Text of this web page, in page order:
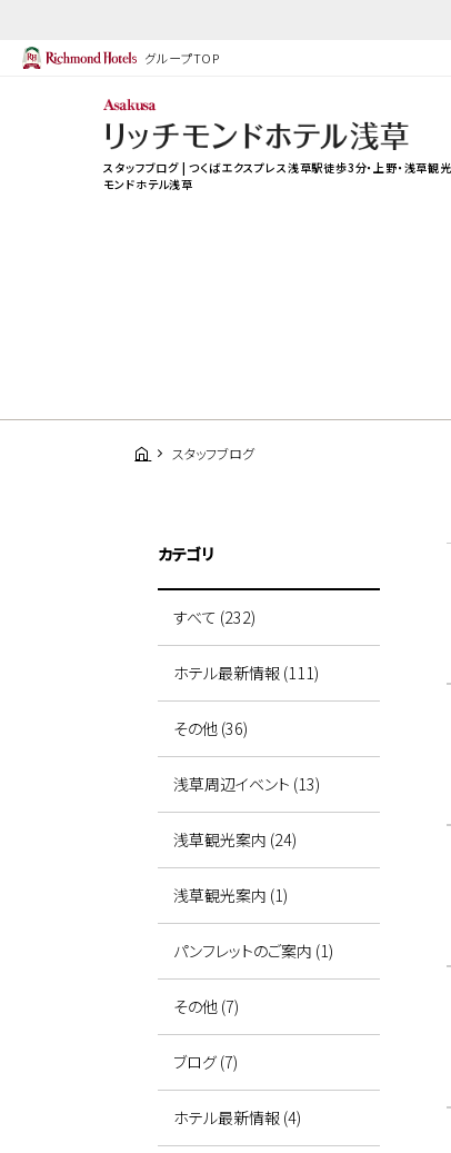
グループTOP
スタッフブログ | つくばエクスプレス浅草駅徒歩3分・上野・浅草観光
モンドホテル浅草
スタッフブログ
カテゴリ
すべて (232)
ホテル最新情報 (111)
その他 (36)
浅草周辺イベント (13)
浅草観光案内 (24)
浅草観光案内 (1)
パンフレットのご案内 (1)
その他 (7)
ブログ (7)
ホテル最新情報 (4)